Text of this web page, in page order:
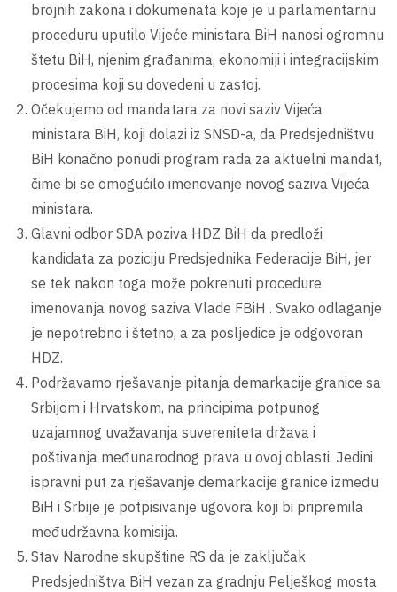
brojnih zakona i dokumenata koje je u parlamentarnu
proceduru uputilo Vijeće ministara BiH nanosi ogromnu
štetu BiH, njenim građanima, ekonomiji i integracijskim
procesima koji su dovedeni u zastoj.
Očekujemo od mandatara za novi saziv Vijeća
ministara BiH, koji dolazi iz SNSD-a, da Predsjedništvu
BiH konačno ponudi program rada za aktuelni mandat,
čime bi se omogućilo imenovanje novog saziva Vijeća
ministara.
Glavni odbor SDA poziva HDZ BiH da predloži
kandidata za poziciju Predsjednika Federacije BiH, jer
se tek nakon toga može pokrenuti procedure
imenovanja novog saziva Vlade FBiH . Svako odlaganje
je nepotrebno i štetno, a za posljedice je odgovoran
HDZ.
Podržavamo rješavanje pitanja demarkacije granice sa
Srbijom i Hrvatskom, na principima potpunog
uzajamnog uvažavanja suvereniteta država i
poštivanja međunarodnog prava u ovoj oblasti. Jedini
ispravni put za rješavanje demarkacije granice između
BiH i Srbije je potpisivanje ugovora koji bi pripremila
međudržavna komisija.
Stav Narodne skupštine RS da je zaključak
Predsjedništva BiH vezan za gradnju Pelješkog mosta